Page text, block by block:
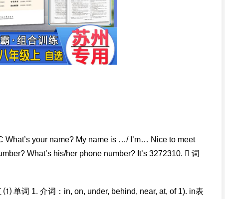
your name? My name is …/ I’m… Nice to meet
What’s his/her phone number? It’s 3272310.  词
单词 1. 介词：in, on, under, behind, near, at, of 1). in表